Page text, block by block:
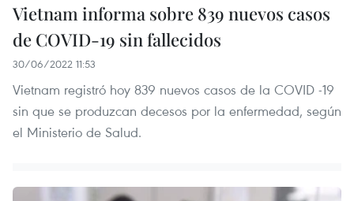
Vietnam informa sobre 839 nuevos casos
de COVID-19 sin fallecidos
30/06/2022 11:53
Vietnam registró hoy 839 nuevos casos de la COVID -19
sin que se produzcan decesos por la enfermedad, según
el Ministerio de Salud.